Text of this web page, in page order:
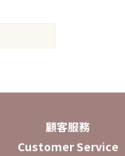
顧客服務
Customer Service